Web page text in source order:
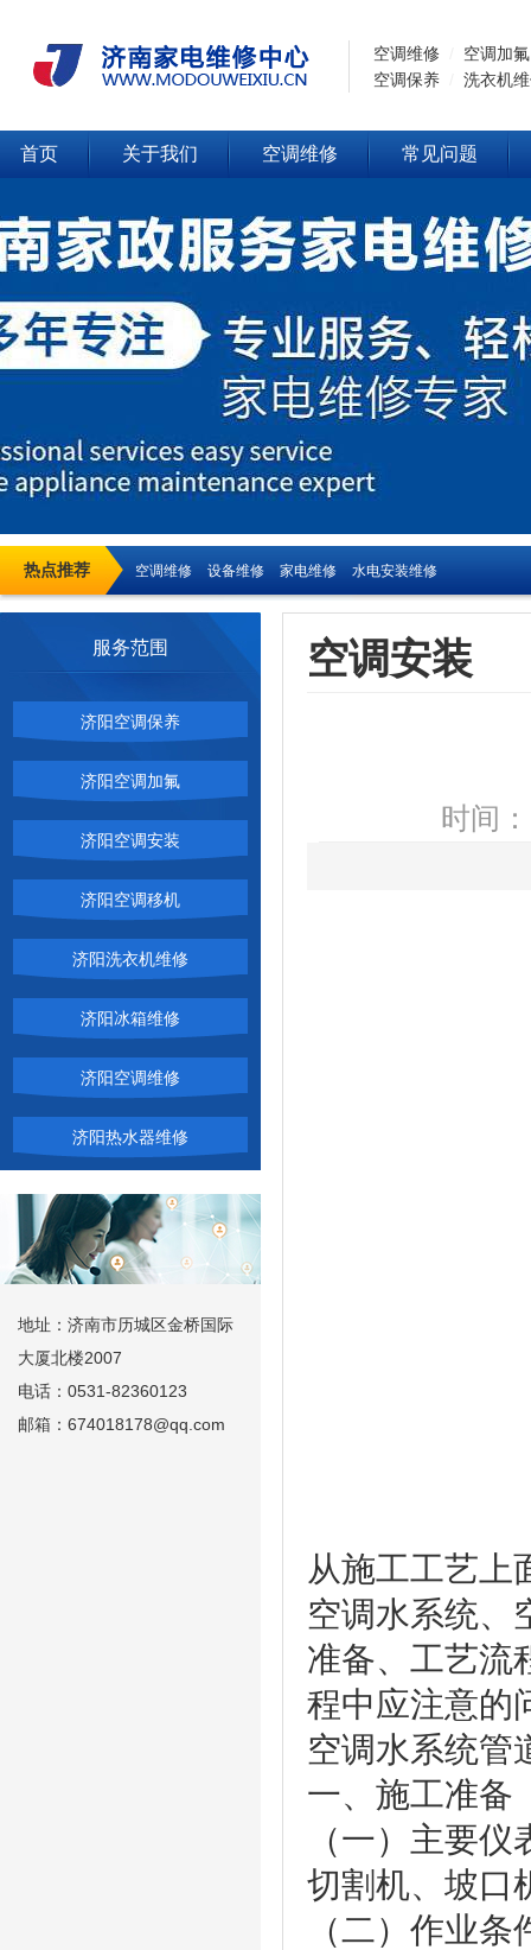
空调维修
空调加氟
空调保养
洗衣机
首页 关于我们 空调维修 常见问题
热点推荐 空调维修 设备维修 家电维修 水电安装维修
服务范围
济阳空调保养
济阳空调加氟
济阳空调安装
济阳空调移机
济阳洗衣机维修
济阳冰箱维修
济阳空调维修
济阳热水器维修
地址：济南市历城区金桥国际
大厦北楼2007
电话：0531-82360123
邮箱：674018178@qq.com
空调安装
时间
从施工工艺上
空调水系统、
准备、工艺流
程中应注意的
空调水系统管
一、施工准备
（一）主要
切割机、坡口
（二）作